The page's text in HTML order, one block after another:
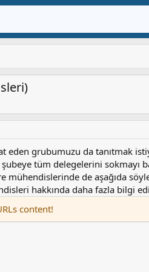
eden grubumuzu da tanıtmak
şubeye tüm delegelerini
mühendislerinde de aşağıda
hakkında daha fazla bilgi
content!